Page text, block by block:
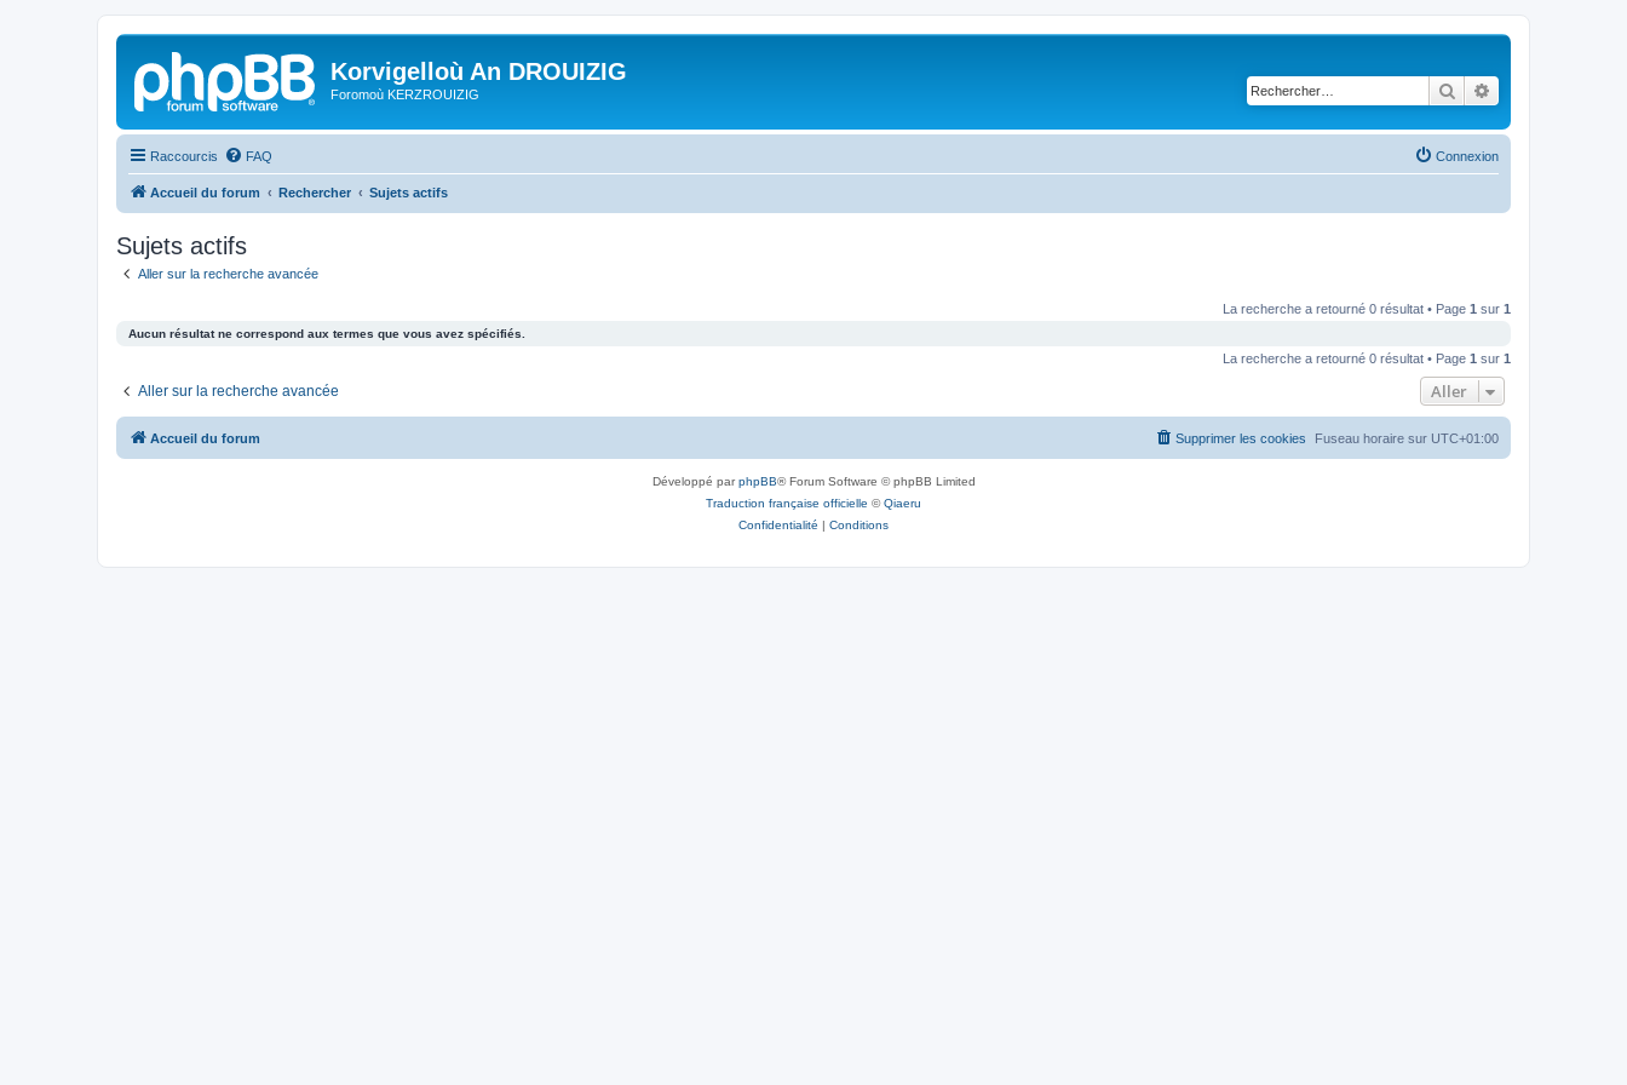
Korvigelloù An DROUIZIG
Foromoù KERZROUIZIG Rechercher
Raccourcis FAQ Connexion
Accueil du forum Rechercher Sujets actifs
Sujets actifs
Aller sur la recherche avancée
La recherche a retourné 0 résultat • Page 1 sur 1
Aucun résultat ne correspond aux termes que vous avez spécifiés.
La recherche a retourné 0 résultat • Page 1 sur 1
Aller sur la recherche avancée Aller
Accueil du forum Fuseau horaire sur UTC+01:00
Supprimer les cookies
Développé parphpBB® Forum Software © phpBB Limited
Traduction française officielle ©Qiaeru
Confidentialité | Conditions